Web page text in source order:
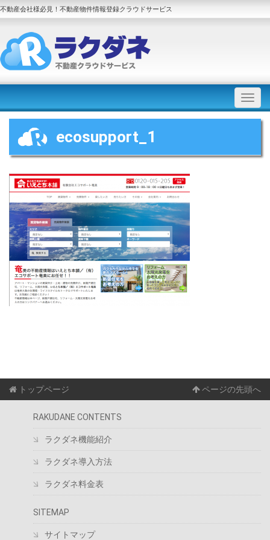
不動産会社様必見！不動産物件情報登録クラウドサービス
ecosupport_1
トップページ ページの先頭へ
RAKUDANE CONTENTS
ラクダネ機能紹介
ラクダネ導入方法
ラクダネ料金表
SITEMAP
サイトマップ